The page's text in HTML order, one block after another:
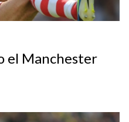
el Manchester